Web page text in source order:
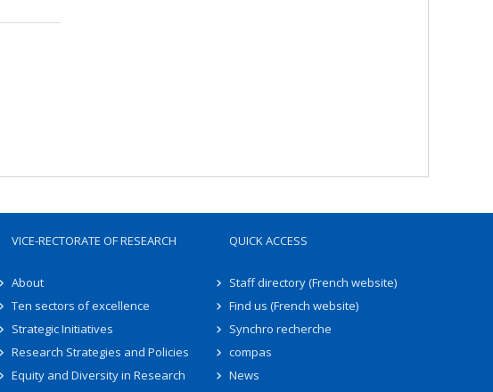
VICE-RECTORATE OF RESEARCH
About
Ten sectors of excellence
Strategic Initiatives
Research Strategies and Policies
Equity and Diversity in Research
QUICK ACCESS
Staff directory (French website)
Find us (French website)
Synchro recherche
compas
News